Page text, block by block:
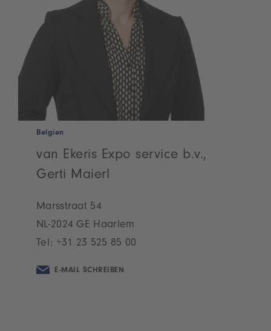
Belgien
van Ekeris Expo service b.v.,
Gerti Maierl
Marsstraat 54
NL-2024 GE Haarlem
Tel: +31 23 525 85 00
E-MAIL SCHREIBEN